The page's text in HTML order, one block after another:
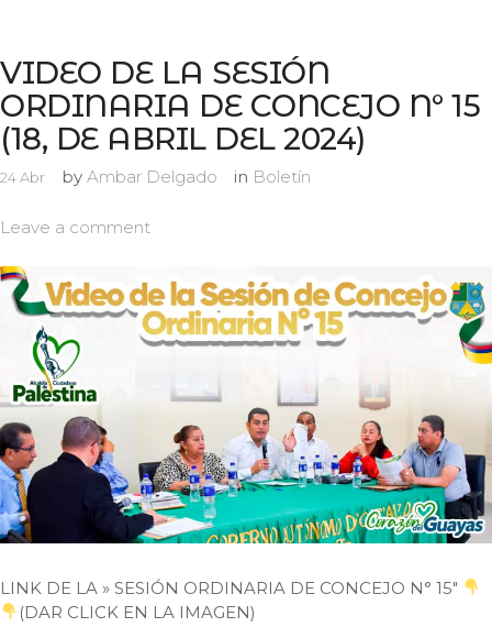
VIDEO DE LA SESIÓN
ORDINARIA DE CONCEJO N° 15
(18, DE ABRIL DEL 2024)
24Abr by Ambar Delgado in Boletín
Leave a comment
LINK DE LA » SESIÓN ORDINARIA DE CONCEJO N° 15″
(DAR CLICK EN LA IMAGEN)